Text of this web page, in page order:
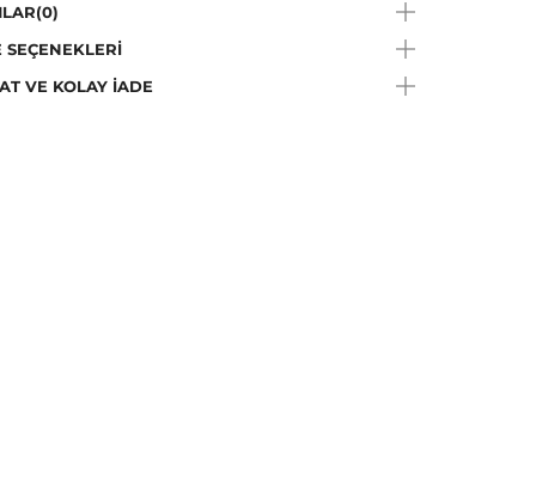
(0)
SEÇENEKLERI
VE KOLAY İADE